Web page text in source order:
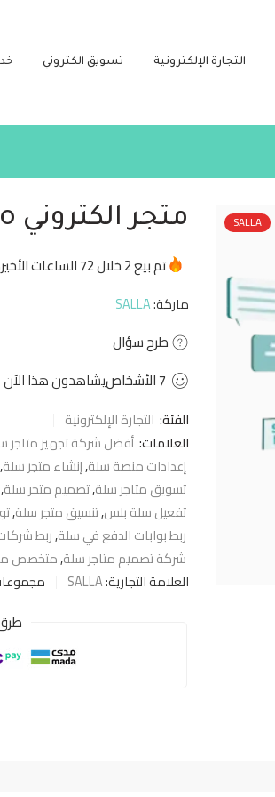
التجارة الإلكترونية تسويق الكتروني
SALLA متجر الكتروني Salla Pro
عجل! أكثر من 7 من الأشخاص لديهم هذا في سلاتهم
ماركة:SALLA
طرح سؤال
7الأشخاصيشاهدون هذا الآن
الفئة: التجارة الإلكترونية
العلامات: أفضل شركة تجهيز متاجر
إعدادات منصة سلة,إنشاء متجر سلة,
تسويق متاجر سلة,تصميم متجر سلة,
تفعيل سلة بلس,تنسيق متجر سلة,
ربط بوابات الدفع في سلة,ربط
شركة تصميم متاجر سلة,متخصص
العلامة التجارية:SALLA